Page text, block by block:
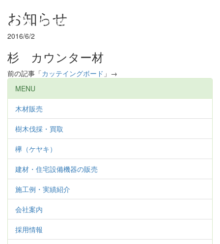
お知らせ
2016/6/2
杉 カウンター材
前の記事「カッテイングボード 」→
MENU
木材販売
樹木伐採・買取
欅（ケヤキ）
建材・住宅設備機器の販売
施工例・実績紹介
会社案内
採用情報